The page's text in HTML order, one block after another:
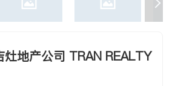
灶地产公司 TRAN REALTY